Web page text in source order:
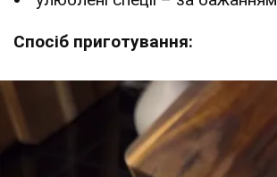
Спосіб приготування: